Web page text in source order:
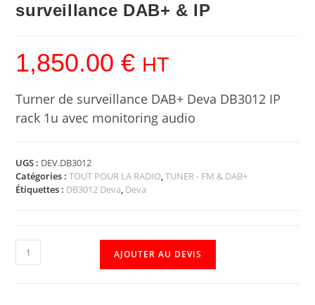
surveillance DAB+ & IP
1,850.00€ HT
Turner de surveillance DAB+ Deva DB3012 IP
rack 1u avec monitoring audio
UGS : DEV.DB3012
Catégories :TOUT POUR LA RADIO,TUNER - FM & DAB+
Étiquettes : DB3012 Deva, Deva
AJOUTER AU DEVIS